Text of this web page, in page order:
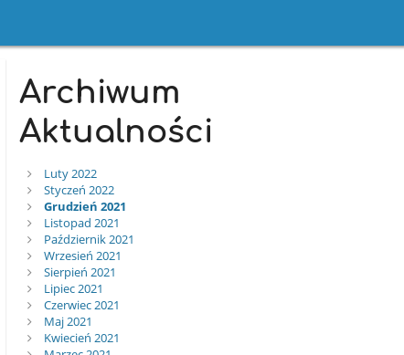
Archiwum
Aktualności
Luty 2022
Styczeń 2022
Grudzień 2021
Listopad 2021
Październik 2021
Wrzesień 2021
Sierpień 2021
Lipiec 2021
Czerwiec 2021
Maj 2021
Kwiecień 2021